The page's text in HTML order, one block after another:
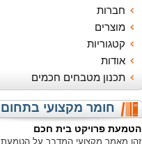
חברות
מוצרים
קטגוריות
אודות
תכנון מטבחים חכמים
חומר מקצועי בתחום
הטמעת פרויקט בית חכם
זהו מאמר מקצועי המדבר על הטמעת